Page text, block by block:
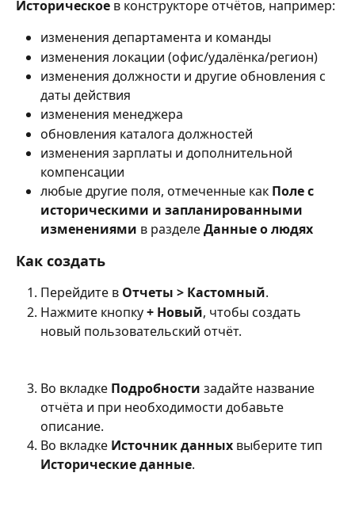
Историческое в конструкторе отчётов, например:
изменения департамента и команды
изменения локации (офис/удалёнка/регион)
изменения должности и другие обновления с
даты действия
изменения менеджера
обновления каталога должностей
изменения зарплаты и дополнительной
компенсации
любые другие поля, отмеченные как Поле с
историческими и запланированными
изменениями в разделе Данные о людях
Как создать
Перейдите в Отчеты > Кастомный.
Нажмите кнопку + Новый, чтобы создать
новый пользовательский отчёт.
Во вкладке Подробности задайте название
отчёта и при необходимости добавьте
описание.
Во вкладке Источник данных выберите тип
Исторические данные.